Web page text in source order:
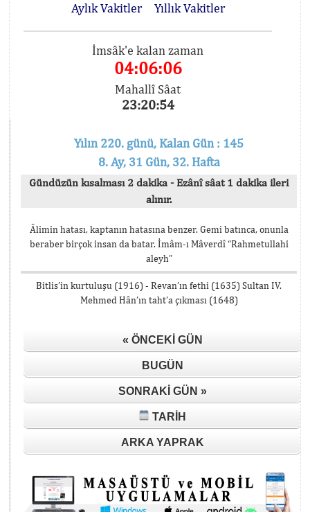
Aylık Vakitler
Yıllık Vakitler
İmsâk'e kalan zaman
04:06:06
Mahallî Sâat
23:20:54
Yılın 220. günü, Kalan Gün : 145
8. Ay, 31 Gün, 32. Hafta
Gündüzün kısalması 2 dakika - Ezânî sâat 1 dakika ileri
alınır.
Âlimin hatası, kaptanın hatasına benzer. Gemi batınca, onunla
beraber birçok insan da batar. İmâm-ı Mâverdî “Rahmetullahi
aleyh”
Bitlis’in kurtuluşu (1916) - Revan’ın fethi (1635) Sultan IV.
Mehmed Hân’ın taht’a çıkması (1648)
« ÖNCEKI GÜN
BUGÜN
SONRAKI GÜN »
TARIH
ARKA YAPRAK